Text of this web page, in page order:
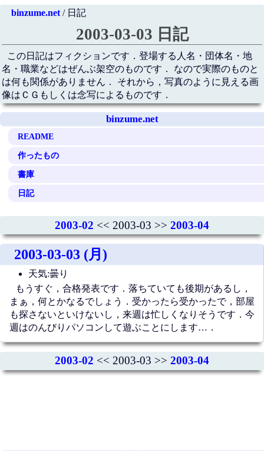
binzume.net/ 日記
2003-03-03 日記
この日記はフィクションです．登場する人名・団体名・地
名・職業などはぜんぶ架空のものです． なので実際のものと
は何も関係がありません． それから，写真のように見える画
像はＣＧもしくは念写によるものです．
binzume.net
README
作ったもの
書庫
日記
2003-02 << 2003-03 >> 2003-04
2003-03-03 (月)
天気:曇り
もうすぐ，合格発表です．落ちていても後期があるし，
まぁ，何とかなるでしょう．受かったら受かったで，部屋
も探さないといけないし，来週は忙しくなりそうです．今
週はのんびりパソコンして遊ぶことにします…．
2003-02 << 2003-03 >> 2003-04